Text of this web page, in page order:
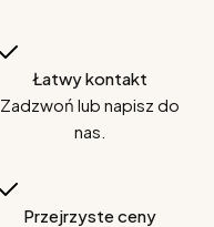
Łatwy kontakt
Zadzwoń lub napisz do
nas.
Przejrzyste ceny